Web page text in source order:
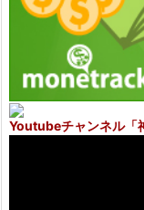
Youtubeチャンネル「